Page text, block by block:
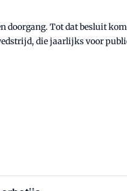
doorgang. Tot dat besluit
die jaarlijks voor